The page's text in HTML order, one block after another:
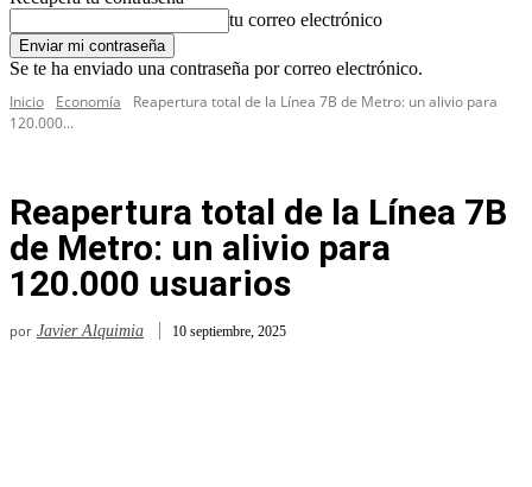
tu correo electrónico
Se te ha enviado una contraseña por correo electrónico.
Inicio
Economía
Reapertura total de la Línea 7B de Metro: un alivio para
120.000...
Reapertura total de la Línea 7B
de Metro: un alivio para
120.000 usuarios
por Javier Alquimia 10 septiembre, 2025